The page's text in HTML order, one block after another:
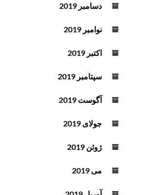
دسامبر 2019
نوامبر 2019
اکتبر 2019
سپتامبر 2019
آگوست 2019
جولای 2019
ژوئن 2019
می 2019